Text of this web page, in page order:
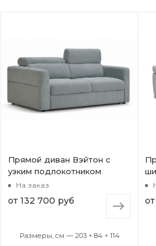
Прямой диван Вэйтон с
узким подлокотником
На заказ
от 132 700 руб
Размеры, см — 203 × 84 × 114
от